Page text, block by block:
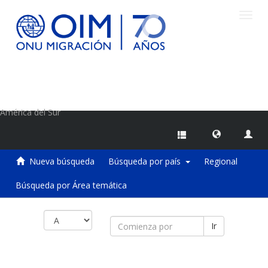
América del Sur
Nueva búsqueda Búsqueda por país Regional
Búsqueda por Área temática
Ir